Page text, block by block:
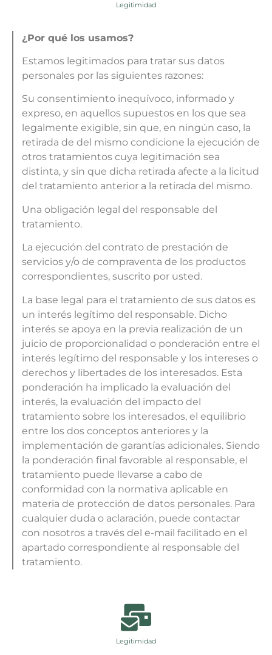
Legitimidad
¿Por qué los usamos?
Estamos legitimados para tratar sus datos
personales por las siguientes razones:
Su consentimiento inequívoco, informado y
expreso, en aquellos supuestos en los que sea
legalmente exigible, sin que, en ningún caso, la
retirada de del mismo condicione la ejecución de
otros tratamientos cuya legitimación sea
distinta, y sin que dicha retirada afecte a la licitud
del tratamiento anterior a la retirada del mismo.
Una obligación legal del responsable del
tratamiento.
La ejecución del contrato de prestación de
servicios y/o de compraventa de los productos
correspondientes, suscrito por usted.
La base legal para el tratamiento de sus datos es
un interés legítimo del responsable. Dicho
interés se apoya en la previa realización de un
juicio de proporcionalidad o ponderación entre el
interés legítimo del responsable y los intereses o
derechos y libertades de los interesados. Esta
ponderación ha implicado la evaluación del
interés, la evaluación del impacto del
tratamiento sobre los interesados, el equilibrio
entre los dos conceptos anteriores y la
implementación de garantías adicionales. Siendo
la ponderación final favorable al responsable, el
tratamiento puede llevarse a cabo de
conformidad con la normativa aplicable en
materia de protección de datos personales. Para
cualquier duda o aclaración, puede contactar
con nosotros a través del e-mail facilitado en el
apartado correspondiente al responsable del
tratamiento.
Legitimidad